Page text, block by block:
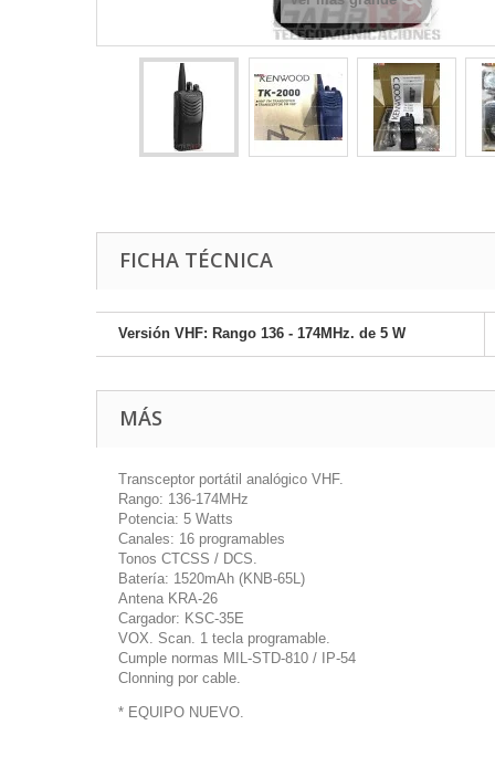
FICHA TÉCNICA
Versión VHF: Rango 136 - 174MHz. de 5 W
MÁS
Transceptor portátil analógico VHF.
Rango: 136-174MHz
Potencia: 5 Watts
Canales: 16 programables
Tonos CTCSS / DCS.
Batería: 1520mAh (KNB-65L)
Antena KRA-26
Cargador: KSC-35E
VOX. Scan. 1 tecla programable.
Cumple normas MIL-STD-810 / IP-54
Clonning por cable.
* EQUIPO NUEVO.